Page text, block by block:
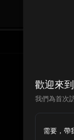
歡迎來
我們為首次
需要，帶